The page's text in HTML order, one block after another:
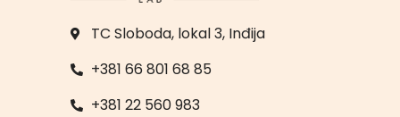
TC Sloboda, lokal 3, Inđija
+381 66 801 68 85
+381 22 560 983